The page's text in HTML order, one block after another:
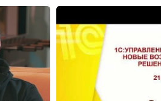
"Обмен
-
Устано...
В видео мы показываем как
обслуживание автомобилей в
1С:Предприятие 8.
работу с планировщиком
https://rarus.ru/kb/1C-